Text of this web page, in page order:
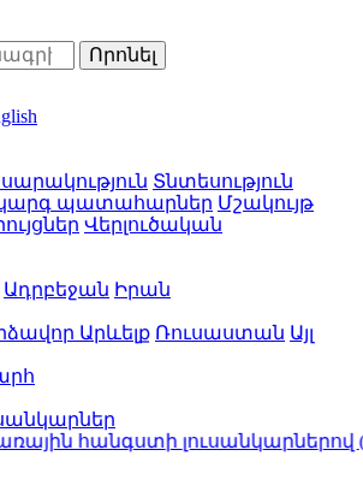
Տնտեսություն
պատահարներ Մշակույթ
Վերլուծական
Ադրբեջան Իրան
Արևելք Ռուսաստան Այլ
հանգստի լուսանկարներով